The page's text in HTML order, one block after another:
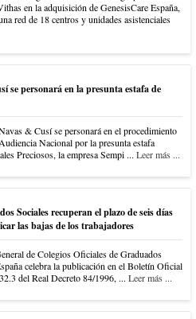
en la adquisición de GenesisCare España,
red de 18 centros y unidades asistenciales
se personará en la presunta estafa de
& Cusí se personará en el procedimiento
Nacional por la presunta estafa
Preciosos, la empresa Sempi ... Leer más ...
Sociales recuperan el plazo de seis días
las bajas de los trabajadores
de Colegios Oficiales de Graduados
celebra la publicación en el Boletín Oficial
del Real Decreto 84/1996, ... Leer más ...